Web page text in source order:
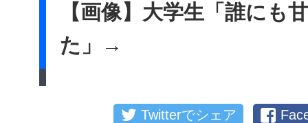
【画像】大学生「誰にも
た」→
Twitterでシェア